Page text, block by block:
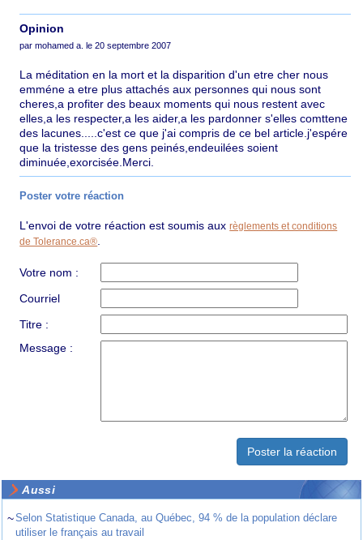
Opinion
par mohamed a. le 20 septembre 2007
La méditation en la mort et la disparition d'un etre cher nous
emméne a etre plus attachés aux personnes qui nous sont
cheres,a profiter des beaux moments qui nous restent avec
elles,a les respecter,a les aider,a les pardonner s'elles comttene
des lacunes.....c'est ce que j'ai compris de ce bel article.j'espére
que la tristesse des gens peinés,endeuilées soient
diminuée,exorcisée.Merci.
Poster votre réaction
L'envoi de votre réaction est soumis auxrèglements et conditions
de Tolerance.ca®
Votre nom :
Courriel
Titre :
Message :
Aussi
~Selon Statistique Canada, au Québec, 94 % de la population déclare
utiliser le français au travail